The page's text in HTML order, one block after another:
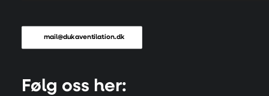
mail@dukaventilation.dk
Følg oss her: